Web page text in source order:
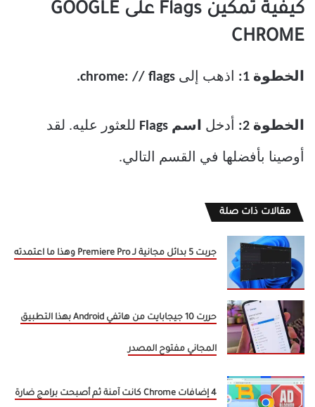
كيفية تمكين Flags على GOOGLE
CHROME
الخطوة 1: اذهب إلى chrome: // flags.
الخطوة 2: أدخل اسم Flags للعثور عليه. لقد
أوصينا بأفضلها في القسم التالي.
مقالات ذات صلة
جربت 5 بدائل مجانية لـ Premiere Pro وهذا ما اعتمدته
حررت 10 جيجابايت من هاتفي Android بهذا التطبيق
المجاني مفتوح المصدر
4 إضافات Chrome كانت آمنة ثم أصبحت برامج ضارة